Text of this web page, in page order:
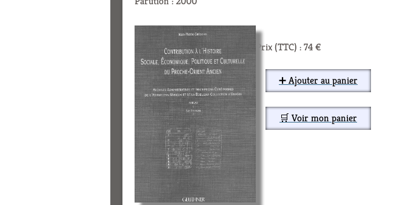
Prix (TTC) : 74 €
➕ Ajouter au panier
🛒 Voir mon panier